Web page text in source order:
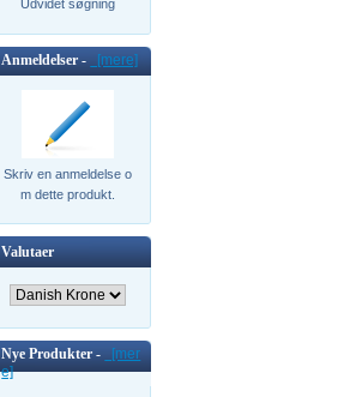
Udvidet søgning
Anmeldelser - [mere]
Skriv en anmeldelse o
m dette produkt.
Valutaer
Nye Produkter -
[mer
e]